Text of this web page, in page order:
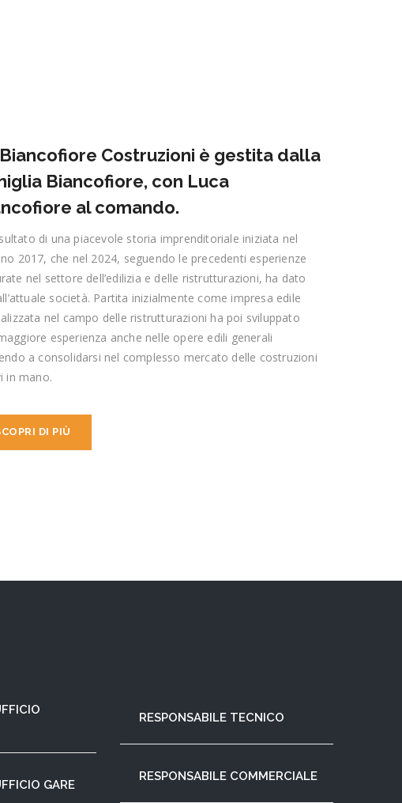
Costruzioni è gestita dalla
Biancofiore, con Luca
al comando.
di una piacevole storia imprenditoriale iniziata nel
2017, che nel 2024, seguendo le precedenti esperienze
nel settore dell’edilizia e delle ristrutturazioni, ha dato
società. Partita inizialmente come impresa edile
nel campo delle ristrutturazioni ha poi sviluppato
esperienza anche nelle opere edili generali
a consolidarsi nel complesso mercato delle costruzioni
in mano.
DI PIÙ
GARE
RESPONSABILE TECNICO
RESPONSABILE COMMERCIALE